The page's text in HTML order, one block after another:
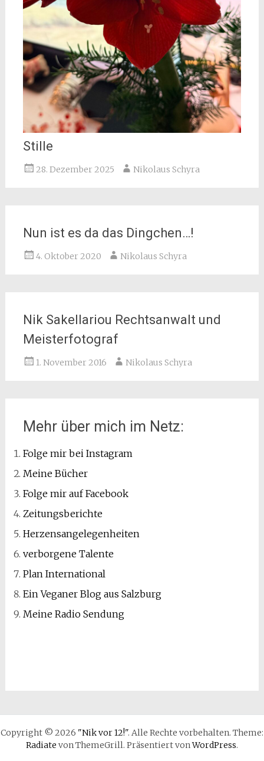
Stille
28. Dezember 2025 Nikolaus Schyra
Nun ist es da das Dingchen…!
4. Oktober 2020 Nikolaus Schyra
Nik Sakellariou Rechtsanwalt und
Meisterfotograf
1. November 2016 Nikolaus Schyra
Mehr über mich im Netz:
Folge mir bei Instagram
Meine Bücher
Folge mir auf Facebook
Zeitungsberichte
Herzensangelegenheiten
verborgene Talente
Plan International
Ein Veganer Blog aus Salzburg
Meine Radio Sendung
Copyright © 2026 "Nik vor 12!". Alle Rechte vorbehalten. Theme:
Radiate von ThemeGrill. Präsentiert vonWordPress.